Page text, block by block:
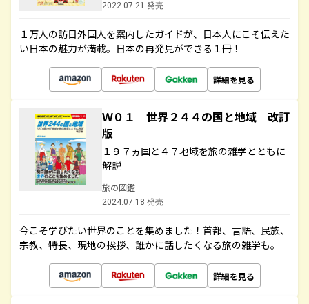
2022.07.21 発売
１万人の訪日外国人を案内したガイドが、日本人にこそ伝えた
い日本の魅力が満載。日本の再発見ができる１冊！
詳細を見る
Ｗ０１ 世界２４４の国と地域 改訂
版
１９７ヵ国と４７地域を旅の雑学とともに
解説
旅の図鑑
2024.07.18 発売
今こそ学びたい世界のことを集めました！首都、言語、民族、
宗教、特長、現地の挨拶、誰かに話したくなる旅の雑学も。
詳細を見る